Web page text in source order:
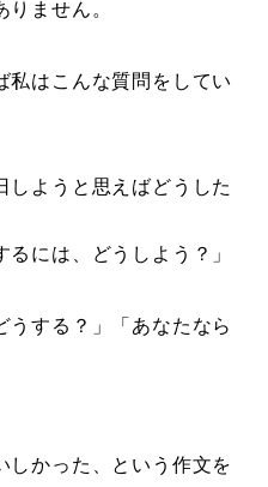
ません。
私はこんな質問をしてい
しようと思えばどうした
るには、どうしよう？」
うする？」「あなたなら
しかった、という作文を